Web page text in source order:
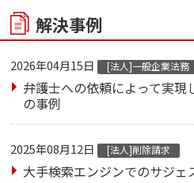
解決事例
2026年04月15日 [法人]一般企業法務
弁護士への依頼によって実
の事例
2025年08月12日 [法人]削除請求
大手検索エンジンでのサジェ